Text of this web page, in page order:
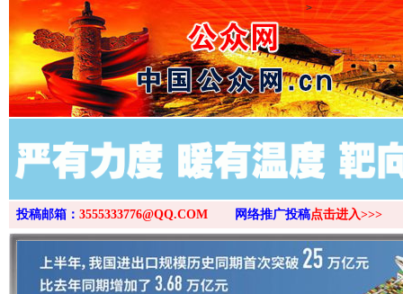
>
投稿邮箱： 3555333776@QQ.COM 网络推广投稿点击进入>>>